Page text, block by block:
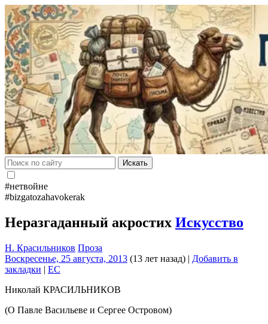
Искать
#нетвойне
#bizgatozahavokerak
Неразгаданный акростих Искусство
Н. Красильников Проза
Воскресенье, 25 августа, 2013 (13 лет назад) | Добавить в
закладки | EC
Николай КРАСИЛЬНИКОВ
(О Павле Васильеве и Сергее Островом)